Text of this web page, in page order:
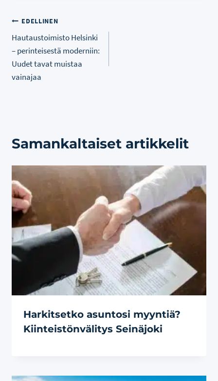
Artikkelien
selaus
EDELLINEN
Hautaustoimisto Helsinki
– perinteisestä moderniin:
Uudet tavat muistaa
vainajaa
Samankaltaiset artikkelit
Harkitsetko asuntosi myyntiä?
Kiinteistönvälitys Seinäjoki